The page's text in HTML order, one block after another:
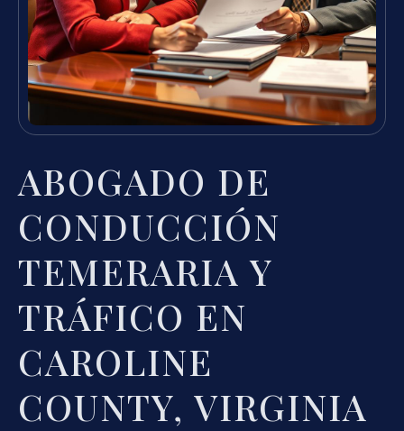
ABOGADO DE
CONDUCCIÓN
TEMERARIA Y
TRÁFICO EN
CAROLINE
COUNTY, VIRGINIA